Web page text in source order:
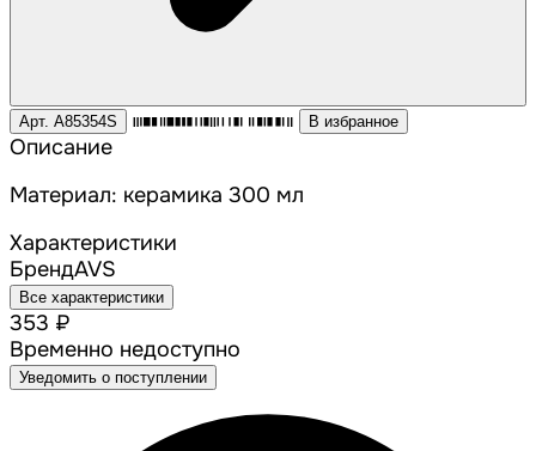
Арт. A85354S В избранное
Описание
Материал: керамика 300 мл
Характеристики
БрендAVS
Все характеристики
353 ₽
Временно недоступно
Уведомить о поступлении